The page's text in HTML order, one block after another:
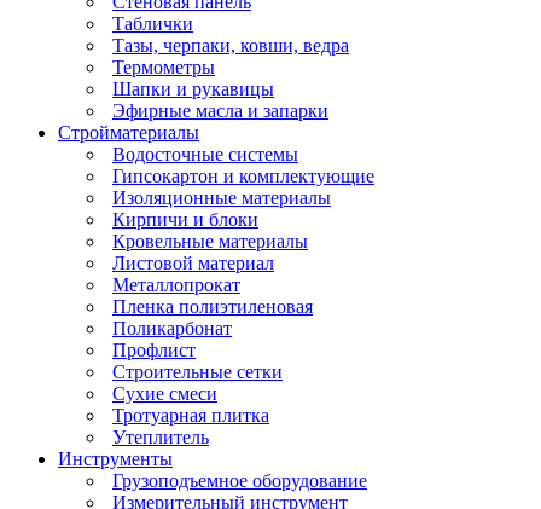
Таблички
Тазы, черпаки, ковши, ведра
Термометры
Шапки и рукавицы
Эфирные масла и запарки
Стройматериалы
Водосточные системы
Гипсокартон и комплектующие
Изоляционные материалы
Кирпичи и блоки
Кровельные материалы
Листовой материал
Металлопрокат
Пленка полиэтиленовая
Поликарбонат
Профлист
Строительные сетки
Сухие смеси
Тротуарная плитка
Утеплитель
Инструменты
Грузоподъемное оборудование
Измерительный инструмент